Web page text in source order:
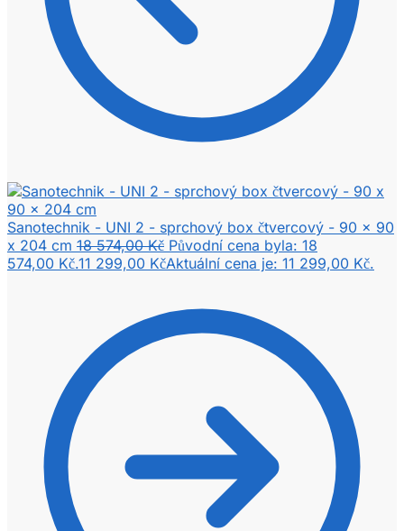
Sanotechnik - UNI 2 - sprchový box čtvercový - 90 x 90
x 204 cm 18 574,00Kč Původní cena byla: 18
574,00 Kč.11 299,00 KčAktuální cena je: 11 299,00 Kč.